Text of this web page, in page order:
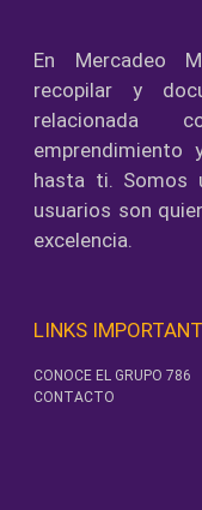
En Mercadeo
recopilar y
relacionada
emprendimiento
hasta ti. Somos
usuarios son
excelencia.
LINKS
CONOCE EL GRUPO 786
CONTACTO